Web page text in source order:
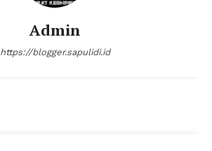
Admin
https://blogger.sapulidi.id